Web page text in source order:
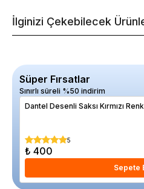
İlginizi Çekebilecek
Süper Fırsatlar
Sınırlı süreli %50 indirim
Dantel Desenli Saksı Kırmızı
5
₺ 400
Sepete